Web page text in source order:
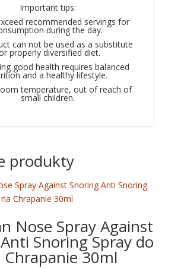
Important tips:
recommended servings for
during the day.
can not be used as a substitute
properly diversified diet.
good health requires balanced
and a healthy lifestyle.
temperature, out of reach of
small children.
produkty
Nose Spray Against
Snoring Spray do
Chrapanie 30ml